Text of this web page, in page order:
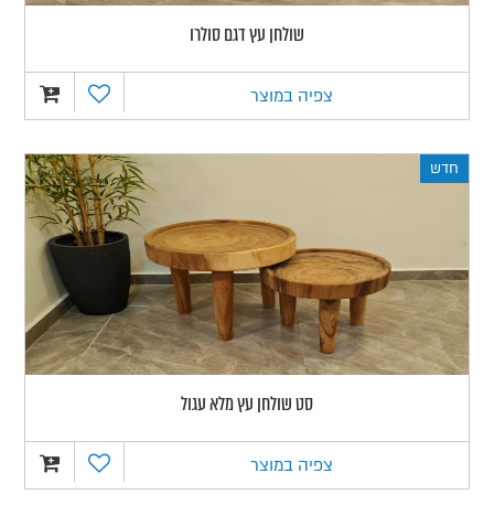
שולחן עץ דגם סולרו
צפיה במוצר
סט שולחן עץ מלא עגול
צפיה במוצר
חדש